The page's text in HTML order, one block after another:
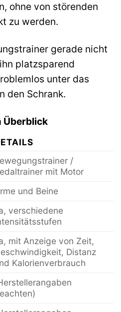
ohne von störenden
zu werden.
gerade nicht
platzsparend
unter das
den Schrank.
Überblick
/
mit Motor
und Beine
verschiedene
mit Anzeige von Zeit,
Distanz
Kalorienverbrauch